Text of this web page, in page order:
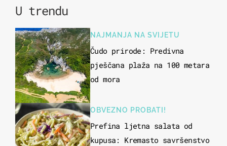
U trendu
NAJMANJA NA SVIJETU
Čudo prirode: Predivna
pješčana plaža na 100 metara
od mora
OBVEZNO PROBATI!
Prefina ljetna salata od
kupusa: Kremasto savršenstvo